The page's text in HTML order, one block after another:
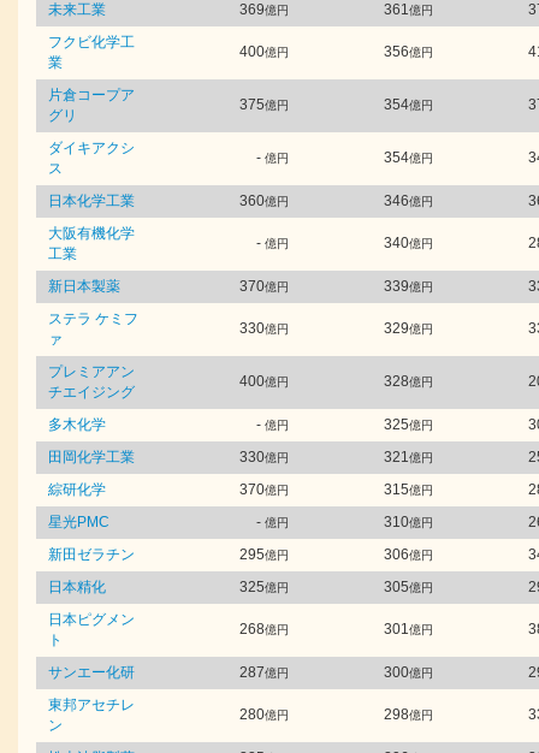
未来工業 369億円 361億円
フクビ化学工
業
400億円 356億円
片倉コープア
グリ
375億円 354億円
ダイキアクシ
ス
- 億円 354億円
日本化学工業 360億円 346億円
大阪有機化学
工業
- 億円 340億円
新日本製薬 370億円 339億円
ステラ ケミフ
ァ
330億円 329億円
プレミアアン
チエイジング
400億円 328億円
多木化学 - 億円 325億円
田岡化学工業
330億円 321億円
綜研化学
370億円 315億円
星光PMC
- 億円 310億円
新田ゼラチン
295億円 306億円
日本精化
325億円 305億円
日本ピグメン
ト
268億円 301億円
サンエー化研 287億円 300億円
東邦アセチレ
ン
280億円 298億円